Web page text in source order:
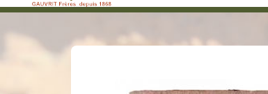
carreaux carreau tradition carreau de terre